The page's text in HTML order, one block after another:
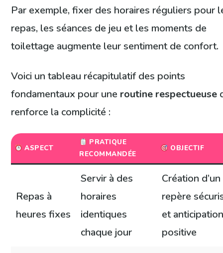
Par exemple, fixer des horaires réguliers pour
repas, les séances de jeu et les moments de
toilettage augmente leur sentiment de confort.
Voici un tableau récapitulatif des points
fondamentaux pour une routine respectueuse
renforce la complicité :
ASPECT
PRATIQUE
RECOMMANDÉE
OBJECTIF
Repas à
heures fixes
Servir à des
horaires
identiques
chaque jour
Création d’un
repère
et
positive